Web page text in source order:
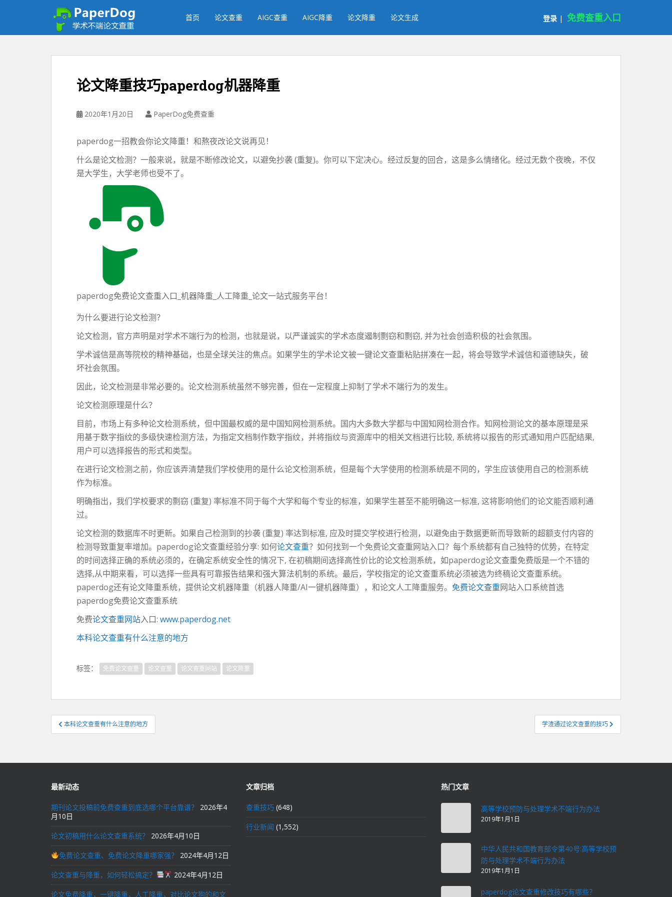
首页 论文查重 AIGC查重 AIGC降重 论文降重 论文生成 登录 | 免费查重入口
论文降重技巧paperdog机器降重
2020年1月20日 PaperDog免费查重
paperdog一招教会你论文降重！和熬夜改论文说再见！
什么是论文检测？一般来说，就是不断修改论文，以避免抄袭 (重复)。你可以下定决心。经过反复的回合，这是多么情绪化。经过无数个夜晚，不仅
是大学生，大学老师也受不了。
paperdog免费论文查重入口_机器降重_人工降重_论文一站式服务平台！
为什么要进行论文检测？
论文检测，官方声明是对学术不端行为的检测，也就是说，以严谨诚实的学术态度遏制剽窃和剽窃, 并为社会创造积极的社会氛围。
学术诚信是高等院校的精神基础，也是全球关注的焦点。如果学生的学术论文被一键论文查重粘贴拼凑在一起，将会导致学术诚信和道德缺失，破
坏社会氛围。
因此，论文检测是非常必要的。论文检测系统虽然不够完善，但在一定程度上抑制了学术不端行为的发生。
论文检测原理是什么？
目前，市场上有多种论文检测系统，但中国最权威的是中国知网检测系统。国内大多数大学都与中国知网检测合作。知网检测论文的基本原理是采
用基于数字指纹的多级快速检测方法，为指定文档制作数字指纹，并将指纹与资源库中的相关文档进行比较, 系统将以报告的形式通知用户匹配结果,
用户可以选择报告的形式和类型。
在进行论文检测之前，你应该弄清楚我们学校使用的是什么论文检测系统，但是每个大学使用的检测系统是不同的，学生应该使用自己的检测系统
作为标准。
明确指出，我们学校要求的剽窃 (重复) 率标准不同于每个大学和每个专业的标准，如果学生甚至不能明确这一标准, 这将影响他们的论文能否顺利通
过。
论文检测的数据库不时更新。如果自己检测到的抄袭 (重复) 率达到标准, 应及时提交学校进行检测，以避免由于数据更新而导致新的超额支付内容的
检测导致重复率增加。paperdog论文查重经验分享: 如何论文查重？如何找到一个免费论文查重网站入口？每个系统都有自己独特的优势，在特定
的时间选择正确的系统必须的，在确定系统安全性的情况下, 在初稿期间选择高性价比的论文检测系统，如paperdog论文查重免费版是一个不错的
选择,从中期来看，可以选择一些具有可靠报告结果和强大算法机制的系统。最后，学校指定的论文查重系统必须被选为终稿论文查重系统。
paperdog还有论文降重系统，提供论文机器降重（机器人降重/AI一键机器降重），和论文人工降重服务。 免费论文查重网站入口系统首选
paperdog免费论文查重系统
免费论文查重网站入口: www.paperdog.net
本科论文查重有什么注意的地方
标签： 免费论文查重 论文查重 论文查重网站 论文降重
文
章
航
本科论文查重有什么注意的地方 学渣通过论文查重的技巧
最新动态
期刊论文投稿前免费查重到底选哪个平台靠谱？
2026年4
月10日
论文初稿用什么论文查重系统？ 2026年4月10日
免费论文查重、免费论文降重哪家强？ 2024年4月12日
论文查重与降重，如何轻松搞定？ 2024年4月12日
论文免费降重，一键降重，人工降重，对比论文狗的和文
文章归档
查重技巧 (648)
行业新闻 (1,552)
热门文章
高等学校预防与处理学术不端行为办法
2019年1月1日
中华人民共和国教育部令第40号:高等学校预
防与处理学术不端行为办法
2019年1月1日
paperdog论文查重修改技巧有哪些？